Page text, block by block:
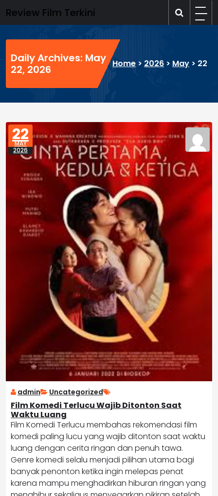
to
content
Review Film Terkini
Daily Archives: May
22, 2026
Home >2026 > May > 22
22
MAY
2026
admin Uncategorized
Film Komedi Terlucu Wajib Ditonton Saat
Waktu Luang
Film Komedi Terlucu membahas rekomendasi film
komedi paling lucu yang wajib ditonton saat waktu
luang dengan cerita ringan dan penuh tawa.
Genre komedi selalu menjadi pilihan utama bagi
banyak penonton ketika ingin melepas penat
karena mampu menghadirkan hiburan ringan yang